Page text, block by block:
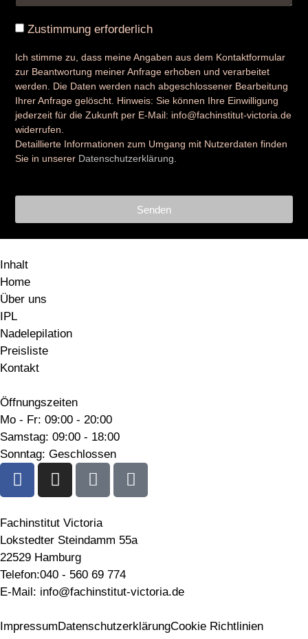
Zustimmung erforderlich
Ich stimme zu, dass meine Angaben aus dem Kontaktformular
zur Beantwortung meiner Anfrage erhoben und verarbeitet
werden. Die Daten werden nach abgeschlossener Bearbeitung
Ihrer Anfrage gelöscht. Hinweis: Sie können Ihre Einwilligung
jederzeit für die Zukunft per E-Mail: info@fachinstitut-victoria.de
widerrufen.
Detaillierte Informationen zum Umgang mit Nutzerdaten finden
Sie in unserer Datenschutzerklärung
Senden
Inhalt
Home
Über uns
IPL
Nadelepilation
Preisliste
Kontakt
Öffnungszeiten
Mo - Fr: 09:00 - 20:00
Samstag: 09:00 - 18:00
Sonntag: Geschlossen
Fachinstitut Victoria
Lokstedter Steindamm 55a
22529 Hamburg
Telefon:040 - 560 69 774
E-Mail: info@fachinstitut-victoria.de
ImpressumDatenschutzerklärungCookie Richtlinien